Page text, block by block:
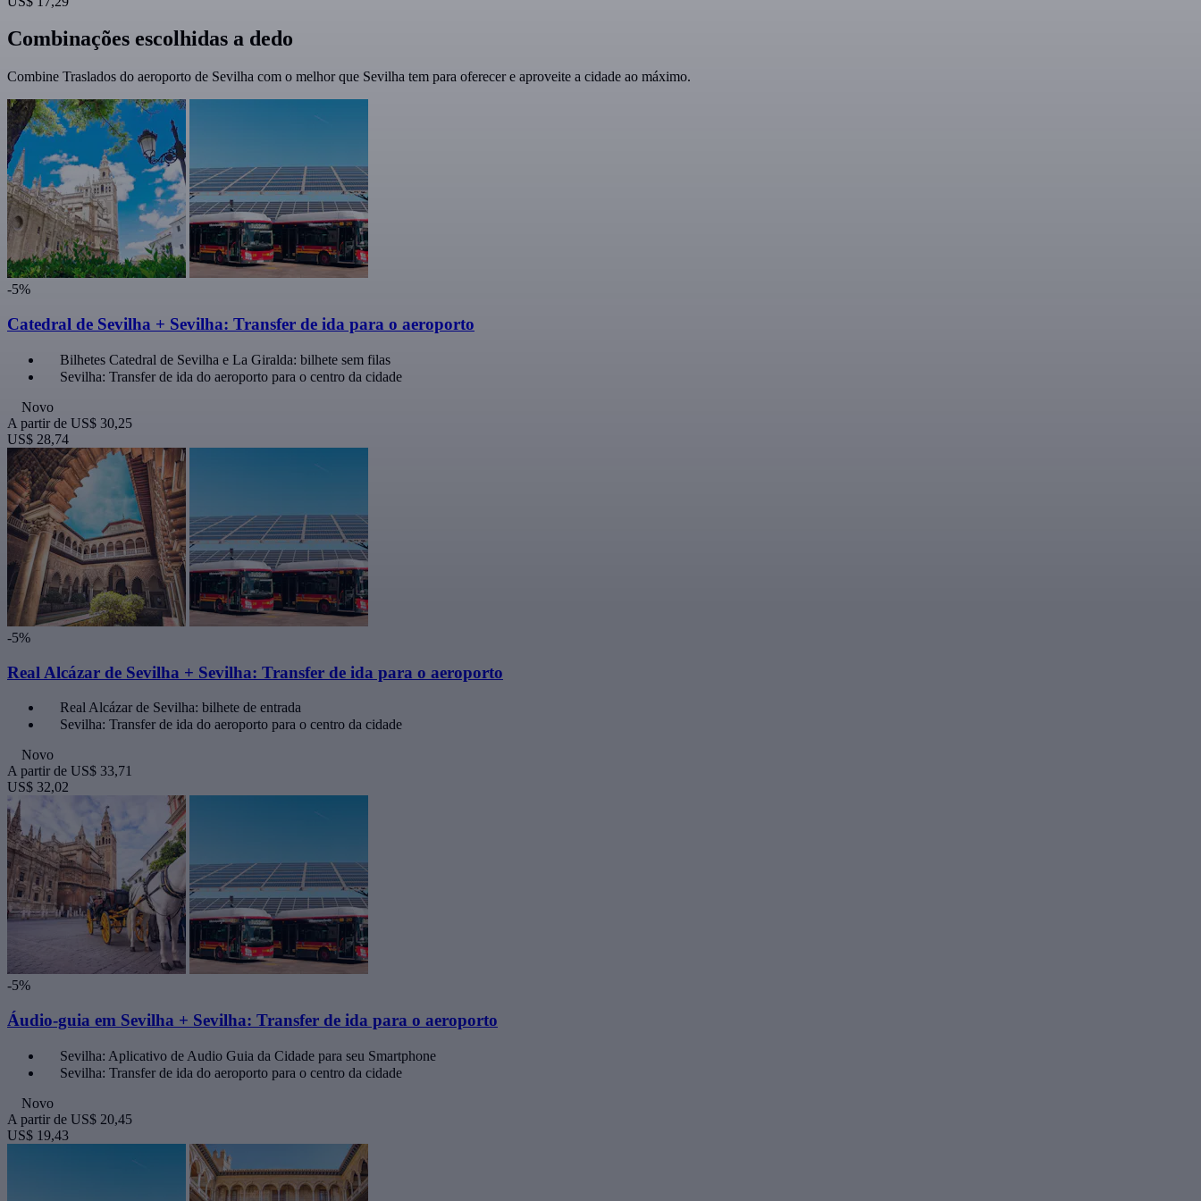
Combinações escolhidas a dedo
Combine Traslados do aeroporto de Sevilha com o melhor que Sevilha tem para oferecer e aproveite a cidade ao máximo.
-5%
Catedral de Sevilha + Sevilha: Transfer de ida para o aeroporto
Bilhetes Catedral de Sevilha e La Giralda: bilhete sem filas
Sevilha: Transfer de ida do aeroporto para o centro da cidade
Novo
A partir de US$ 30,25
US$ 28,74
-5%
Real Alcázar de Sevilha + Sevilha: Transfer de ida para o aeroporto
Real Alcázar de Sevilha: bilhete de entrada
Sevilha: Transfer de ida do aeroporto para o centro da cidade
Novo
A partir de US$ 33,71
US$ 32,02
-5%
Áudio-guia em Sevilha + Sevilha: Transfer de ida para o aeroporto
Sevilha: Aplicativo de Audio Guia da Cidade para seu Smartphone
Sevilha: Transfer de ida do aeroporto para o centro da cidade
Novo
A partir de US$ 20,45
US$ 19,43